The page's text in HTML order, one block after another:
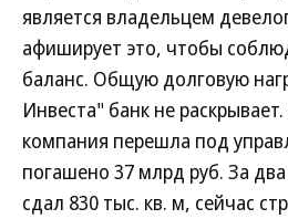
является владельцем
афиширует это, чтобы
баланс. Общую долговую
Инвеста" банк не
компания перешла под
погашено 37 млрд руб. За
сдал 830 тыс. кв. м, сейчас